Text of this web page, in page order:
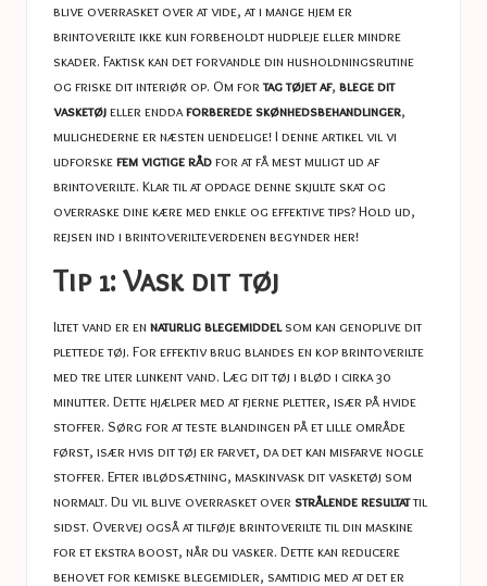
blive overrasket over at vide, at i mange hjem er
brintoverilte ikke kun forbeholdt hudpleje eller mindre
skader. Faktisk kan det forvandle din husholdningsrutine
og friske dit interiør op. Om fortag tøjet af, blege dit
vasketøjeller enddaforberede skønhedsbehandlinger,
mulighederne er næsten uendelige! I denne artikel vil vi
udforskefem vigtige rådfor at få mest muligt ud af
brintoverilte. Klar til at opdage denne skjulte skat og
overraske dine kære med enkle og effektive tips? Hold ud,
rejsen ind i brintoverilteverdenen begynder her!
Tip 1: Vask dit tøj
Iltet vand er en naturlig blegemiddelsom kan genoplive dit
plettede tøj. For effektiv brug blandes en kop brintoverilte
med tre liter lunkent vand. Læg dit tøj i blød i cirka 30
minutter. Dette hjælper med at fjerne pletter, især på hvide
stoffer. Sørg for at teste blandingen på et lille område
først, især hvis dit tøj er farvet, da det kan misfarve nogle
stoffer. Efter iblødsætning, maskinvask dit vasketøj som
normalt. Du vil blive overrasket over strålende resultattil
sidst. Overvej også at tilføje brintoverilte til din maskine
for et ekstra boost, når du vasker. Dette kan reducere
behovet for kemiske blegemidler, samtidig med at det er